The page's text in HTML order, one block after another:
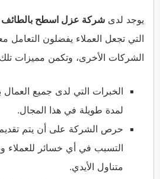
يوجد لدى شركة عزل اسطح بالطائف
التي تجعل العملاء يفضلون التعامل
الشركات الأخرى، وتكمن مميزات
الخبرات التي لدى جميع العمال
لمدة طويلة في هذا المجال.
حرص الشركة على أن يتم
التسبب في أي خسائر للعملاء
متناول الأيدي.